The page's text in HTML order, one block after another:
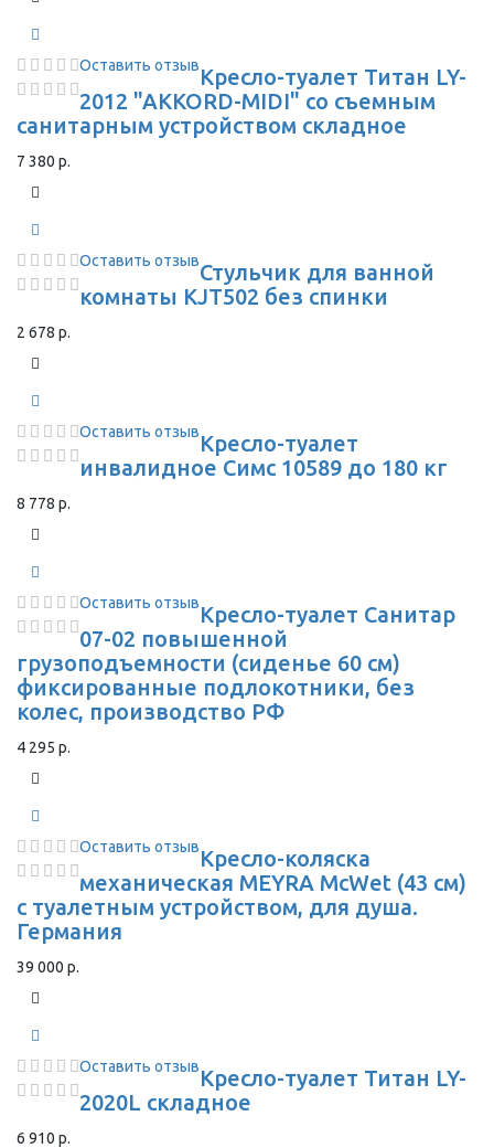
Оставить отзывКресло-туалет Титан LY-
2012 "AKKORD-MIDI" со съемным
санитарным устройством складное
7 380 р.
Оставить отзывСтульчик для ванной
комнаты KJT502 без спинки
2 678 р.
Оставить отзывКресло-туалет
инвалидное Симс 10589 до 180 кг
8 778 р.
Оставить отзывКресло-туалет Санитар
07-02 повышенной
грузоподъемности (сиденье 60 см)
фиксированные подлокотники, без
колес, производство РФ
4 295 р.
Оставить отзывКресло-коляска
механическая MEYRA McWet (43 см)
с туалетным устройством, для душа.
Германия
39 000 р.
Оставить отзывКресло-туалет Титан LY-
2020L складное
6 910 р.